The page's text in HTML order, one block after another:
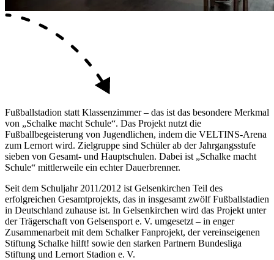
Fußballstadion statt Klassenzimmer – das ist das besondere Merkmal
von „Schalke macht Schule“. Das Projekt nutzt die
Fußballbegeisterung von Jugendlichen, indem die VELTINS-Arena
zum Lernort wird. Zielgruppe sind Schüler ab der Jahrgangsstufe
sieben von Gesamt- und Hauptschulen. Dabei ist „Schalke macht
Schule“ mittlerweile ein echter Dauerbrenner.
Seit dem Schuljahr 2011/2012 ist Gelsenkirchen Teil des
erfolgreichen Gesamtprojekts, das in insgesamt zwölf Fußballstadien
in Deutschland zuhause ist. In Gelsenkirchen wird das Projekt unter
der Trägerschaft von Gelsensport e. V. umgesetzt – in enger
Zusammenarbeit mit dem Schalker Fanprojekt, der vereinseigenen
Stiftung Schalke hilft! sowie den starken Partnern Bundesliga
Stiftung und Lernort Stadion e. V.